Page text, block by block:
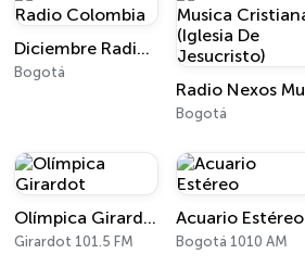
Diciembre Radio Colombia
Bogotá
Bogotá
Olímpica Girardot
Girardot 101.5 FM
Acuario Estéreo
Bogotá 1010 AM